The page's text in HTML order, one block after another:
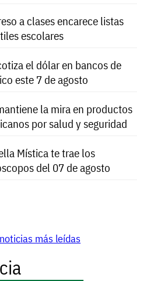
a clases encarece listas
escolares
el dólar en bancos de
este 7 de agosto
la mira en productos
por salud y seguridad
Mística te trae los
del 07 de agosto
noticias más leídas